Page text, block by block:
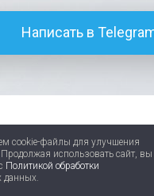
Написать в
реальных
cookie-файлы для улучшения
Продолжая использовать сайт, вы
Политикой обработки
данных.